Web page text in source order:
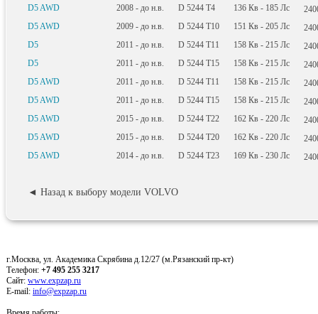
D5 AWD
2008 - до н.в. D 5244 T4 136 Кв - 185 Лс
D5 AWD
2009 - до н.в. D 5244 T10 151 Кв - 205 Лс
D5
2011 - до н.в. D 5244 T11 158 Кв - 215 Лс
D5
2011 - до н.в. D 5244 T15 158 Кв - 215 Лс
D5 AWD
2011 - до н.в. D 5244 T11 158 Кв - 215 Лс
D5 AWD
2011 - до н.в. D 5244 T15 158 Кв - 215 Лс
D5 AWD
2015 - до н.в. D 5244 T22 162 Кв - 220 Лс
D5 AWD
2015 - до н.в. D 5244 T20 162 Кв - 220 Лс
D5 AWD
2014 - до н.в. D 5244 T23 169 Кв - 230 Лс
◄ Назад к выбору модели VOLVO
г.Москва, ул. Академика Скрябина д.12/27 (м.Рязанский пр-кт)
Телефон: +7 495 255 3217
Сайт: www.expzap.ru
E-mail: info@expzap.ru